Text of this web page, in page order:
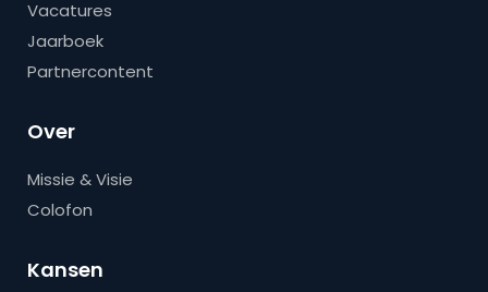
Vacatures
Jaarboek
Partnercontent
Over
Missie & Visie
Colofon
Kansen